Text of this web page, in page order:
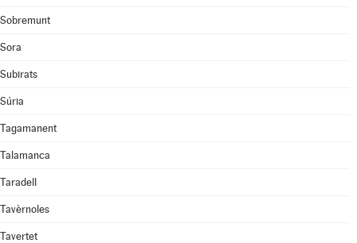
Sobremunt
Sora
Subirats
Súria
Tagamanent
Talamanca
Taradell
Tavèrnoles
Tavertet